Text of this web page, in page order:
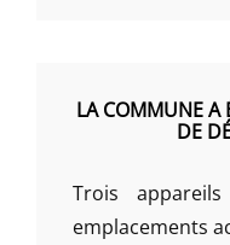
LA COMMUNE A
DE
Trois
emplacements